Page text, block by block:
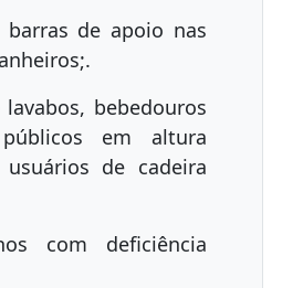
barras de apoio nas
bebedouros
em altura
de cadeira
com deficiência